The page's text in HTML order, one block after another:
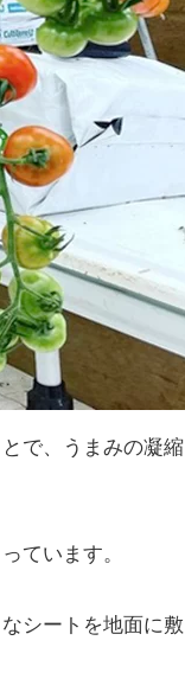
で、うまみの凝縮
ています。
シートを地面に敷